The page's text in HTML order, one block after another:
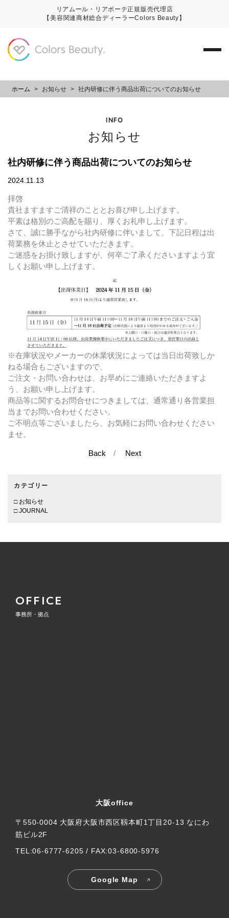
リアムール・リアボーテ正規販売代理店
【美容関連商材総合ディーラーColors Beauty】
ホーム > お知らせ > 社内研修に伴う商品出荷についてのお知らせ
INFO
お知らせ
社内研修に伴う商品出荷についてのお知らせ
2024.11.13
拝啓
貴社ますますご清祥のこととお喜び申し上げます。
平素は格別のご高配を賜り、厚くお礼申し上げます。
さて、誠に勝手ながら社内研修に伴いまして、下記日程は出
荷業務を休止とさせていただきます。
ご迷惑をお掛け致しますが、何卒ご了承くださいますよう宜
しくお願い申し上げます。
※在庫状況やメーカーの休業状況によっては当日出荷致しか
ねる場合もございますので、
ご注文・お問い合わせは、お早めにご連絡いただきますよ
う、お願い申し上げます。
商品等に関するお問合せにつきましては、通常通り各営業担
当までお問い合わせください。
ご不明点等ございましたら、お気軽にお問い合わせください
ませ。
Back / Next
カテゴリー
お知らせ
JOURNAL
OFFICE
事務所・拠点
大阪office
〒550-0004 大阪府大阪市西区靱本町1丁目20-13 なにわ
筋ビル2F
TEL:06-6777-6205 / FAX:03-6800-5976
Google Map